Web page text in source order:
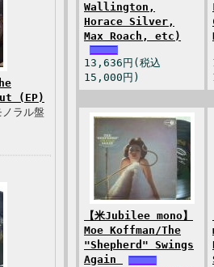
(EP)
ラル盤
Wallington,
Horace Silver,
Max Roach, etc)
13,636円(税込
15,000円)
【米Jubilee mono】
Moe Koffman/The
"Shepherd" Swings
Again